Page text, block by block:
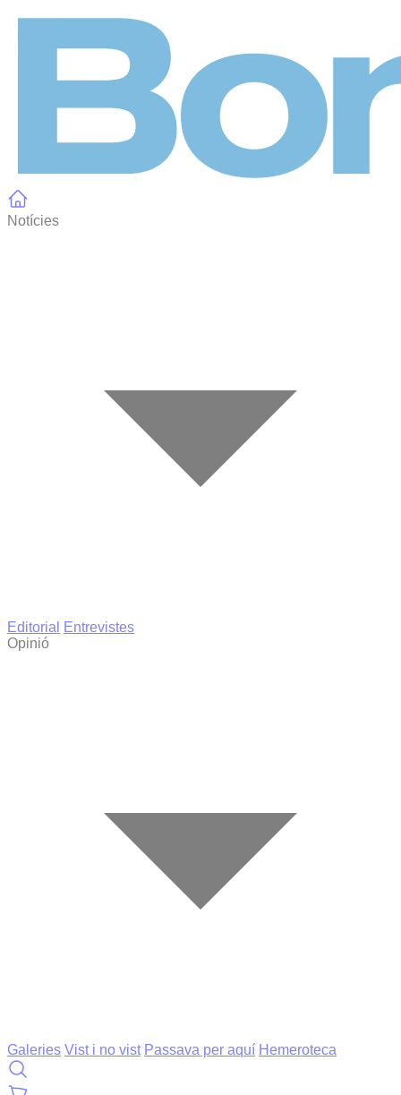
Notícies
Editorial
Entrevistes
Opinió
Galeries Vist i no vist Passava per aquí Hemeroteca